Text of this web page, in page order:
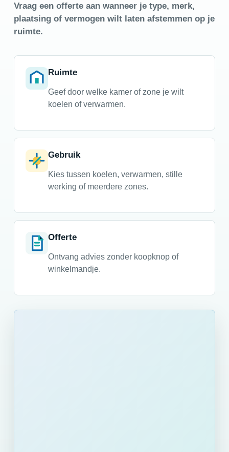
Vraag een offerte aan wanneer je type, merk,
plaatsing of vermogen wilt laten afstemmen op je
ruimte.
Ruimte
Geef door welke kamer of zone je wilt
koelen of verwarmen.
Gebruik
Kies tussen koelen, verwarmen, stille
werking of meerdere zones.
Offerte
Ontvang advies zonder koopknop of
winkelmandje.